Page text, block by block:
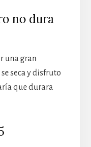
no dura
una gran
seca y disfruto
que durara